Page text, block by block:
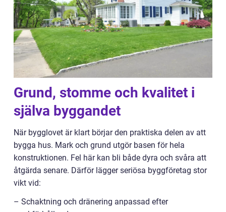
Grund, stomme och kvalitet i
själva byggandet
När bygglovet är klart börjar den praktiska delen av att
bygga hus. Mark och grund utgör basen för hela
konstruktionen. Fel här kan bli både dyra och svåra att
åtgärda senare. Därför lägger seriösa byggföretag stor
vikt vid:
– Schaktning och dränering anpassad efter